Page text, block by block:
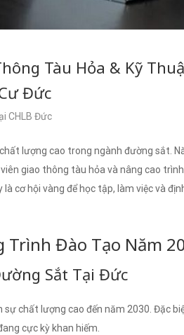
Tàu Hỏa & Kỹ
Đức
CHLB Đức
lượng cao trong ngành đường sắt.
giao thông tàu hỏa và nâng cao
cơ hội vàng để học tập, làm việc và
Trình Đào Tạo Năm
Sắt Tại Đức
chất lượng cao đến năm 2030. Đặc
cực kỳ khan hiếm.